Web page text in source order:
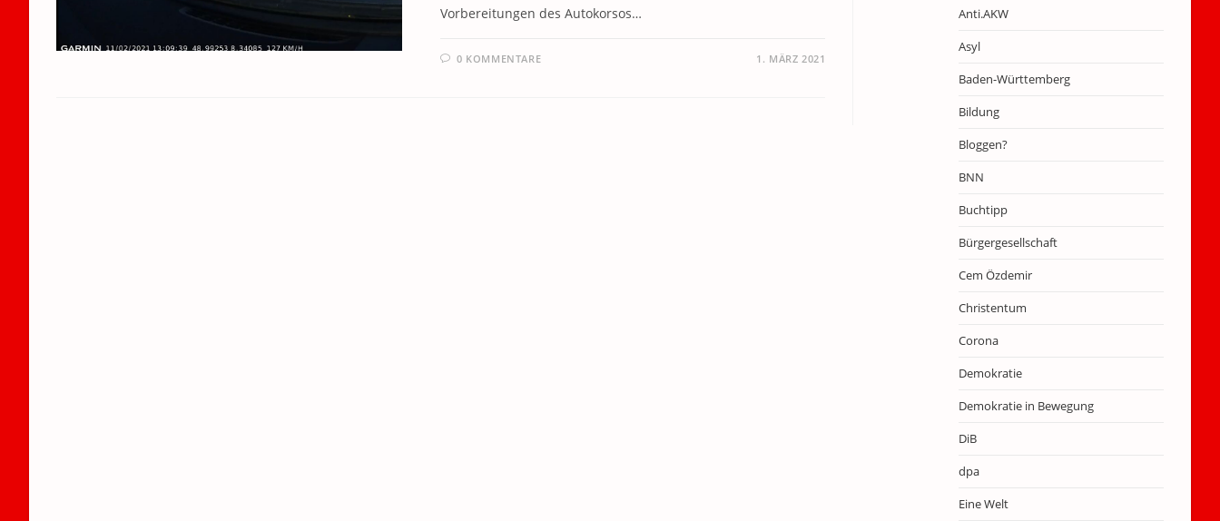
Vorbereitungen des Autokorsos…
0 KOMMENTARE 1. MÄRZ 2021
Anti.AKW
Asyl
Baden-Württemberg
Bildung
Bloggen?
BNN
Buchtipp
Bürgergesellschaft
Cem Özdemir
Christentum
Corona
Demokratie
Demokratie in Bewegung
DiB
dpa
Eine Welt